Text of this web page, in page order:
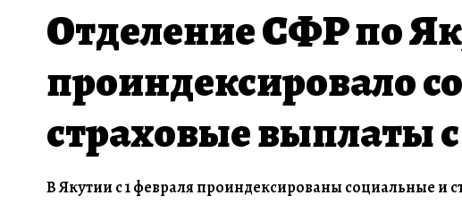
Отделение СФР по
проиндексировало
страховые выплаты
В Якутии с 1 февраля проиндексированы социальные и